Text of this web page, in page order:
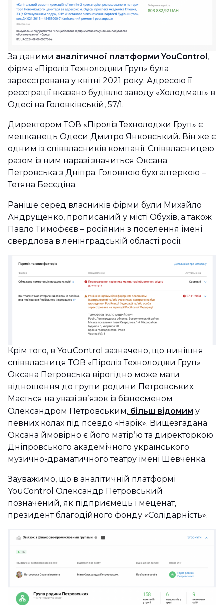
За даними аналітичної платформи YouControl,
фірма «Піроліз Технолоджи Груп» була
зареєстрована у квітні 2021 року. Адресою її
реєстрації вказано будівлю заводу «Холодмаш» в
Одесі на Головківській, 57/1.
Директором ТОВ «Піроліз Технолоджи Груп» є
мешканець Одеси Дмитро Янковський. Він же є
одним із співвласників компанії. Співвласницею
разом із ним наразі значиться Оксана
Петровська з Дніпра. Головною бухгалтеркою –
Тетяна Бесєдіна.
Раніше серед власників фірми були Михайло
Андрущенко, прописаний у місті Обухів, а також
Павло Тимофєєв – росіянин з поселення імені
свердлова в ленінградській області росії.
Крім того, в YouControl зазначено, що нинішня
співвласниця ТОВ «Піроліз Технолоджи Груп»
Оксана Петровська вірогідно може мати
відношення до групи родини Петровських.
Мається на увазі звʼязок із бізнесменом
Олександром Петровським, більш відомим у
певних колах під псевдо «Нарік». Вищезгадана
Оксана ймовірно є його матірʼю та директоркою
Дніпровського академічного українського
музично-драматичного театру імені Шевченка.
Зауважимо, що в аналітичній платформі
YouControl Олександр Петровський
позначений, як підприємець і меценат,
президент благодійного фонду «Солідарність».